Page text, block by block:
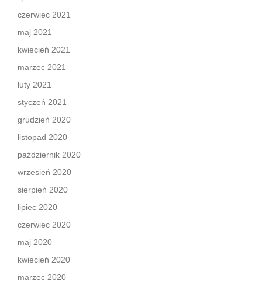
czerwiec 2021
maj 2021
kwiecień 2021
marzec 2021
luty 2021
styczeń 2021
grudzień 2020
listopad 2020
październik 2020
wrzesień 2020
sierpień 2020
lipiec 2020
czerwiec 2020
maj 2020
kwiecień 2020
marzec 2020